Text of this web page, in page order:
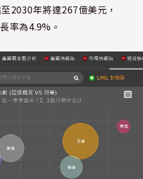
2030年將達267億美元，
率為4.9%。